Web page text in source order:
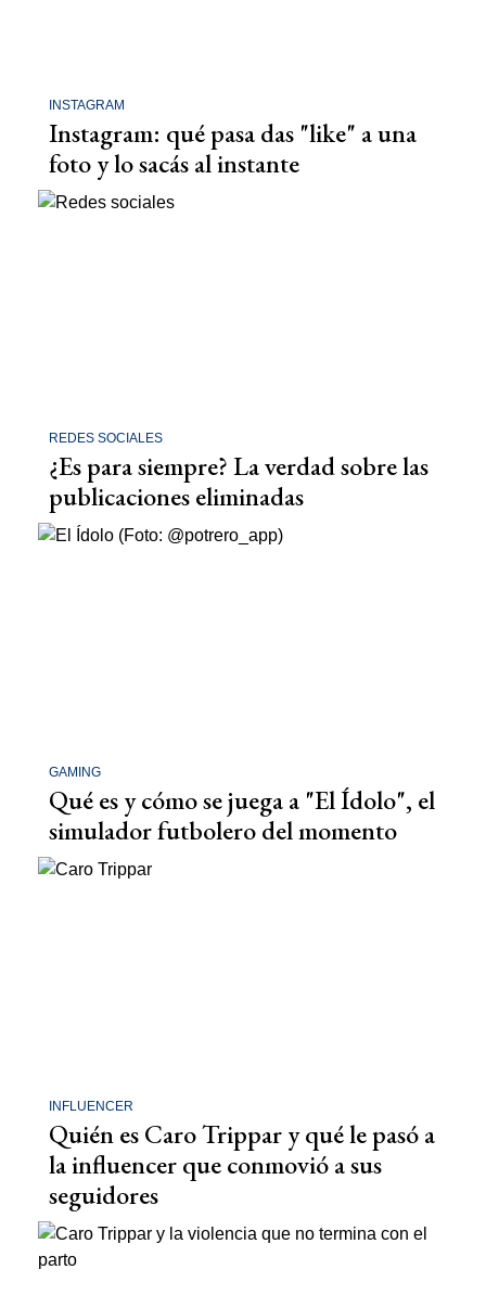
INSTAGRAM
Instagram: qué pasa das "like" a una
foto y lo sacás al instante
REDES SOCIALES
¿Es para siempre? La verdad sobre las
publicaciones eliminadas
GAMING
Qué es y cómo se juega a "El Ídolo", el
simulador futbolero del momento
INFLUENCER
Quién es Caro Trippar y qué le pasó a
la influencer que conmovió a sus
seguidores